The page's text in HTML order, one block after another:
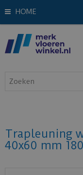
HOME
Trapleuning
40x60 mm